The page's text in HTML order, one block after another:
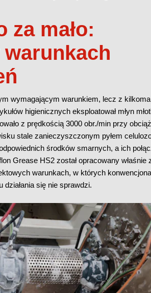
za mało:
warunkach
wymagającym warunkiem, lecz z kilkoma
higienicznych eksploatował młyn
z prędkością 3000 obr./min przy
stale zanieczyszczonym pyłem
środków smarnych, a ich
Grease HS2 został opracowany właśnie
warunkach, w których
się nie sprawdzi.